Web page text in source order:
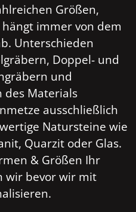
Größen,
immer von dem
Unterschieden
Doppel- und
und
des Materials
ausschließlich
Natursteine wie
Quarzit oder Glas.
& Größen Ihr
wir bevor wir mit